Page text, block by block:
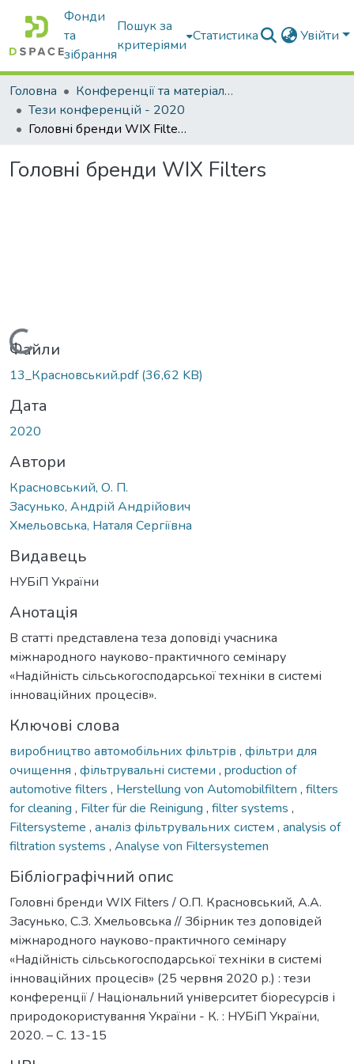
Фонди
та
зібрання
Пошук за
критеріями
Статистика Увійти
Головна
Конференції та матеріали конференцій
Тези конференцій - 2020
Головні бренди WIX Filters
Головні бренди WIX Filters
Вантажиться...
Файли
13_Красновський.pdf(36,62 KB)
Дата
2020
Автори
Красновський, О. П.
Засунько, Андрій Андрійович
Хмельовська, Наталя Сергіївна
Видавець
НУБіП України
Анотація
В статті представлена теза доповіді учасника
міжнародного науково-практичного семінару
«Надійність сільськогосподарської техніки в системі
інноваційних процесів».
Ключові слова
виробництво автомобільних фільтрів , фільтри для
очищення , фільтрувальні системи , production of
automotive filters , Herstellung von Automobilfiltern , filters
for cleaning , Filter für die Reinigung , filter systems ,
Filtersysteme , аналіз фільтрувальних систем , analysis of
filtration systems , Analyse von Filtersystemen
Бібліографічний опис
Головні бренди WIX Filters / О.П. Красновський, А.А.
Засунько, С.З. Хмельовська // Збірник тез доповідей
міжнародного науково-практичного семінару
«Надійність сільськогосподарської техніки в системі
інноваційних процесів» (25 червня 2020 р.) : тези
конференції / Національний університет біоресурсів і
природокористування України - К. : НУБіП України,
2020. – C. 13-15